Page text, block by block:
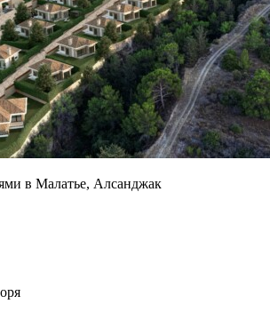
в Малатье, Алсанджак